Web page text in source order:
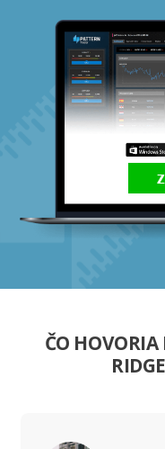
ČO